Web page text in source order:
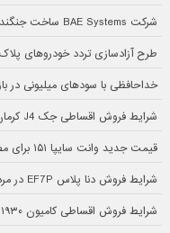
شرکت BAE Systems ساخت جنگنده‌های یوروفایتر تایفون برای ترکیه را کلید زد
طرح آزادسازی تردد خودروهای
خداحافظی با سودهای میلیونی در
شرایط فروش اقساطی جک J4 کرمان موتور در مرداد 1405
قیمت جدید وانت سایپا ۱۵۱ برای مصرف‌کننده در مرداد ۱۴۰۵ اعلام شد
شرایط فروش دنا پلاس EF7P در مرداد 1405 اعلام شد
شرایط فروش اقساطی کامیون ۱۹۳۰ ایران خودرو دیزل در مرداد ۱۴۰۵